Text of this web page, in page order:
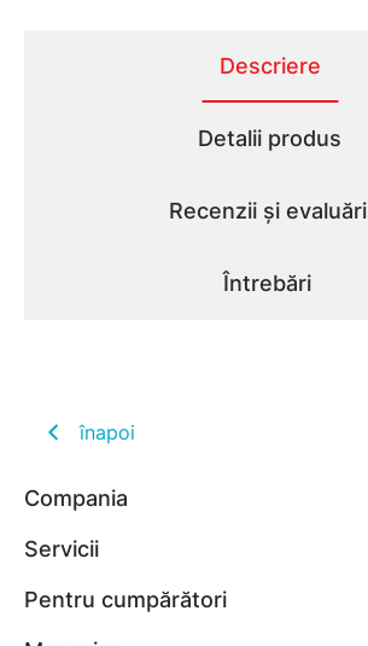
Descriere
Detalii produs
Recenzii și evaluări
Întrebări
înapoi
Compania
Servicii
Pentru cumpărători